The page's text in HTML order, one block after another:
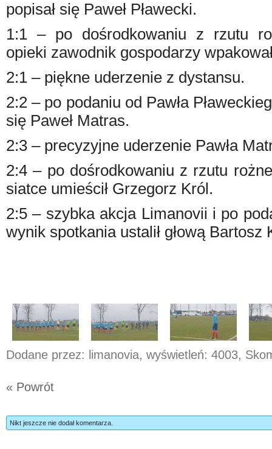
popisał się Paweł Pławecki.
1:1 – po dośrodkowaniu z rzutu
opieki zawodnik gospodarzy
2:1 – piękne uderzenie z dystansu.
2:2 – po podaniu od Pawła
się Paweł Matras.
2:3 – precyzyjne uderzenie Pawła
2:4 – po dośrodkowaniu z rzutu
siatce umieścił Grzegorz Król.
2:5 – szybka akcja Limanovii i po
wynik spotkania ustalił głową Bartosz
Dodane przez: limanovia, wyświetleń: 4003,
« Powrót
Nikt jeszcze nie dodał komentarza.